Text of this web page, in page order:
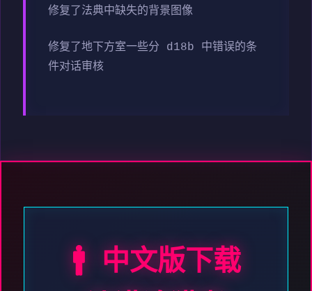
修复了法典中缺失的背景图像
修复了地下方室一些分 d18b 中错误的条
件对话审核
🚹 中文版下载